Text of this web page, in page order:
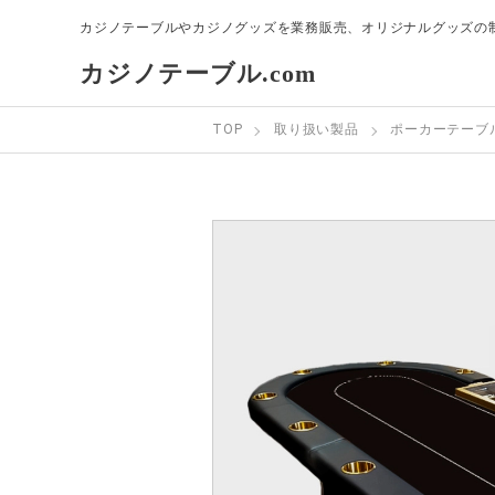
カジノテーブルやカジノグッズを業務販売、オリジナルグッズの
カジノテーブル.com
TOP 取り扱い製品 ポーカーテーブ